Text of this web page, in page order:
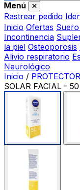
Menú
Rastrear pedido
Inicio Ofertas
Incontinencia
la piel Osteoporosis
Alivio respiratorio
Neurológico
Inicio /
SOLAR FACIAL -